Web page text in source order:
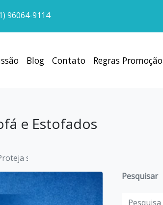
96064-9114
Blog Contato Regras Promoção
e Estofados
seu Investimento
Pesquisar